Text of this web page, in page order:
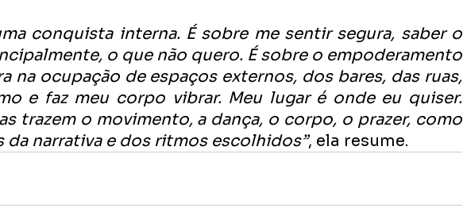
conquista interna. É sobre me sentir segura, saber o
o que não quero. É sobre o empoderamento
na ocupação de espaços externos, dos bares, das ruas,
e faz meu corpo vibrar. Meu lugar é onde eu quiser.
trazem o movimento, a dança, o corpo, o prazer, como
narrativa e dos ritmos escolhidos”, ela resume.